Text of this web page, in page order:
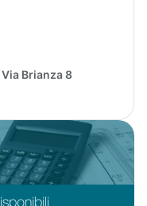
Brianza 8